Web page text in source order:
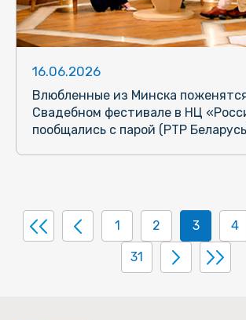
16.06.2026
Влюбленные из Минска
Свадебном фестивале в НЦ
пообщались с парой (РТР
1 2 3 4
31